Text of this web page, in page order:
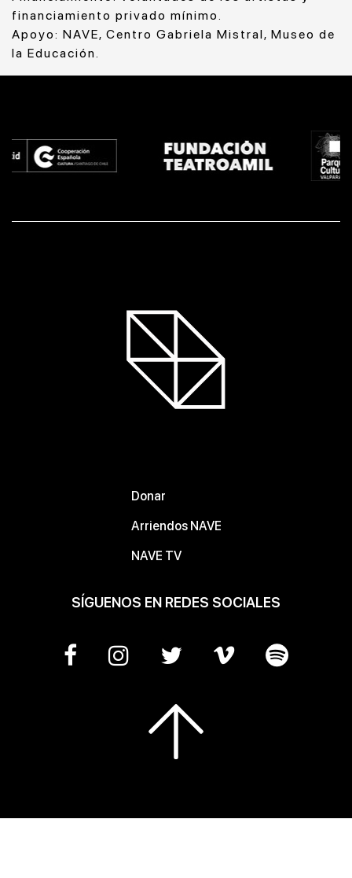
financiamiento privado mínimo.
Apoyo: NAVE, Centro Gabriela Mistral, Museo de
la Educación.
Donar
Arriendos NAVE
NAVE TV
SÍGUENOS EN REDES SOCIALES